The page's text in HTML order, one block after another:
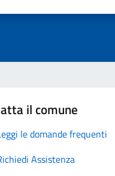
il comune
le domande frequenti
Assistenza